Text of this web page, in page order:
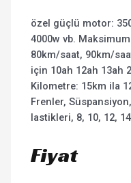
özel güçlü motor:
4000w vb.
80km/saat, 90km/
için 10ah 12ah 13ah
Kilometre: 15km ila
Frenler,
lastikleri, 8, 10, 12,
Fiyat